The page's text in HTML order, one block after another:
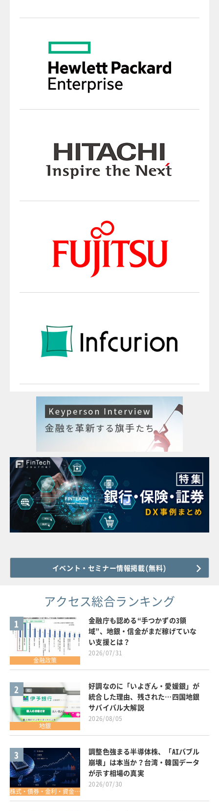
イベント・セミナー情報掲載(無料)
アクセス総合ランキング
1
金融政策
金融庁も認める“手つかずの3領
域”、地銀・信金がまだ稼げていな
い支援とは？
2026/07/31
2
地銀
好調なのに「いよぎん・愛媛銀」が
統合した理由、残された…四国地銀
サバイバル大解説
2026/08/05
3
株式・債券・金利・資金調達
調整色強まる半導体株、「AIバブル
崩壊」は本当か？台湾・韓国データ
が示す相場の真実
2026/07/30